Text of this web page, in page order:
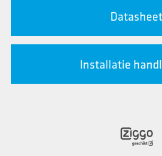
Datasheet
Installatie